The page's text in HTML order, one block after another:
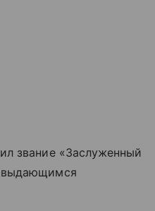
звание «Заслуженный
выдающимся